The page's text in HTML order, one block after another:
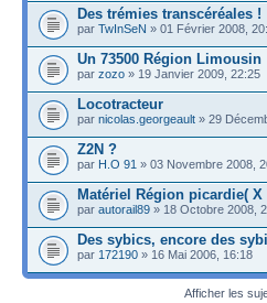
Des trémies transcéréales !
par TwInSeN » 01 Février 2008,
Un 73500 Région Limousin
par zozo » 19 Janvier 2009, 22:25
Locotracteur
par nicolas.georgeault » 29
Z2N ?
par H.O 91 » 03 Novembre 2008,
Matériel Région picardie( X
par autorail89 » 18 Octobre 2008,
Des sybics, encore des
par 172190 » 16 Mai 2006, 16:18
Afficher les